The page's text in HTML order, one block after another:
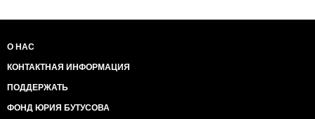
О НАС
КОНТАКТНАЯ ИНФОРМАЦИЯ
ПОДДЕРЖАТЬ
ФОНД ЮРИЯ БУТУСОВА